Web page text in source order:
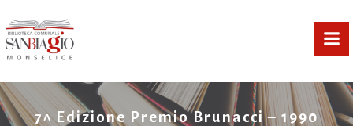
7^ Edizione Premio Brunacci – 1990